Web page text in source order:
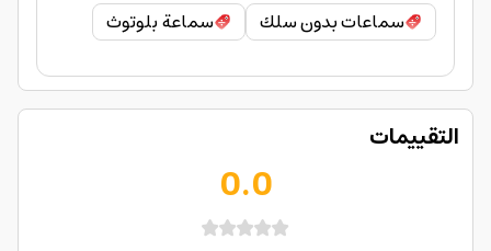
سماعات بدون سلك
سماعة بلوتوث
التقييمات
0.0